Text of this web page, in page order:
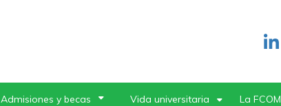
Admisiones y becas Vida universitaria La FCOM